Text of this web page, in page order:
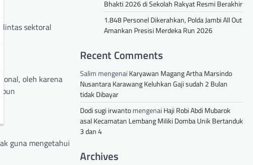
lintas sektoral
oleh karena
guna mengetahui
Bhakti 2026 di Sekolah Rakyat Resmi Berakhir
1.848 Personel Dikerahkan, Polda Jambi All Out
Amankan Presisi Merdeka Run 2026
Recent Comments
Salim mengenai Karyawan Magang Artha Marsindo
Nusantara Karawang Keluhkan Gaji sudah 2 Bulan
tidak Dibayar
Dodi sugi irwantomengenai Haji Robi Abdi Mubarok
asal Kecamatan Lembang Miliki Domba Unik Bertanduk
3 dan 4
Archives